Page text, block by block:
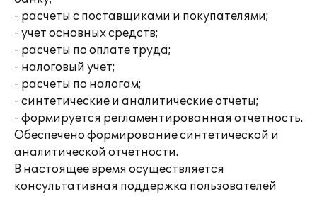
- расчеты с поставщиками и покупателями;
- учет основных средств;
- расчеты по оплате труда;
- налоговый учет;
- расчеты по налогам;
- синтетические и аналитические отчеты;
- формируется регламентированная отчетность.
Обеспечено формирование синтетической и
аналитической отчетности.
В настоящее время осуществляется
консультативная поддержка пользователей